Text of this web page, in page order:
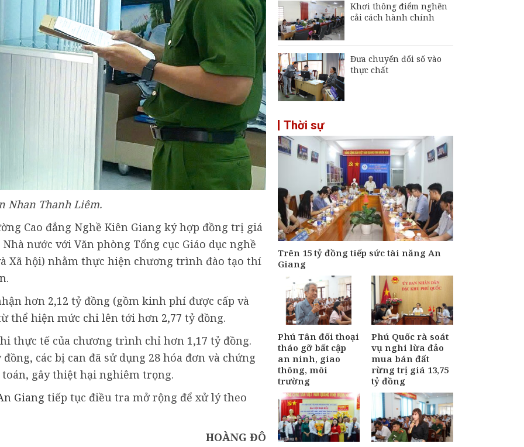
Nhan Thanh Liêm.
Cao đẳng Nghề Kiên Giang ký hợp đồng trị giá
nước với Văn phòng Tổng cục Giáo dục nghề
Xã hội) nhằm thực hiện chương trình đào tạo thí
hơn 2,12 tỷ đồng (gồm kinh phí được cấp và
thể hiện mức chi lên tới hơn 2,77 tỷ đồng.
thực tế của chương trình chỉ hơn 1,17 tỷ đồng.
các bị can đã sử dụng 28 hóa đơn và chứng
gây thiệt hại nghiêm trọng.
Giang tiếp tục điều tra mở rộng để xử lý theo
HOÀNG ĐÔ
Khơi thông điểm nghẽn
cải cách hành chính
Đưa chuyển đổi số vào
thực chất
Thời sự
Trên 15 tỷ đồng tiếp sức tài năng An
Giang
Phú Tân đối thoại
tháo gỡ bất cập
an ninh, giao
thông, môi
trường
Phú Quốc rà soát
vụ nghi lừa đảo
mua bán đất
rừng trị giá 13,75
tỷ đồng